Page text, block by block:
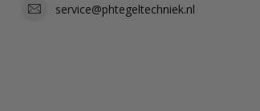
service@phtegeltechniek.nl